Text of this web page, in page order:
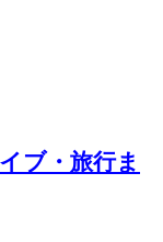
ブ・旅行ま